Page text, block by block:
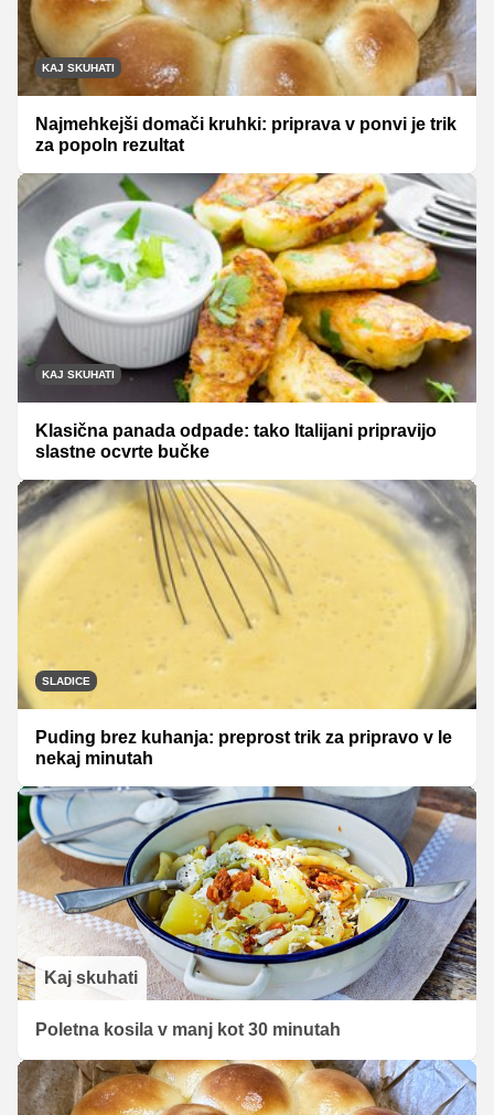
KAJ SKUHATI
Najmehkejši domači kruhki: priprava v ponvi je trik
za popoln rezultat
KAJ SKUHATI
Klasična panada odpade: tako Italijani pripravijo
slastne ocvrte bučke
SLADICE
Puding brez kuhanja: preprost trik za pripravo v le
nekaj minutah
Kaj skuhati
Poletna kosila v manj kot 30 minutah